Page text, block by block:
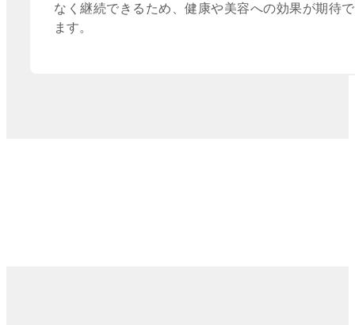
なく継続できるため、健康や美容への効果が期待
ます。